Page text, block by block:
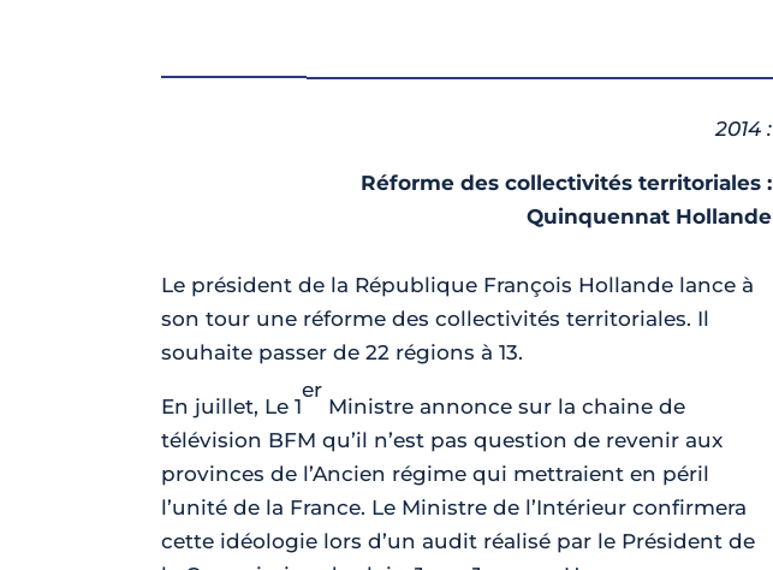
2014 :
Réforme des collectivités territoriales :
Quinquennat Hollande
Le président de la République François Hollande lance à
son tour une réforme des collectivités territoriales. Il
souhaite passer de 22 régions à 13.
En juillet, Le 1
er
Ministre annonce sur la chaine de
télévision BFM qu’il n’est pas question de revenir aux
provinces de l’Ancien régime qui mettraient en péril
l’unité de la France. Le Ministre de l’Intérieur confirmera
cette idéologie lors d’un audit réalisé par le Président de